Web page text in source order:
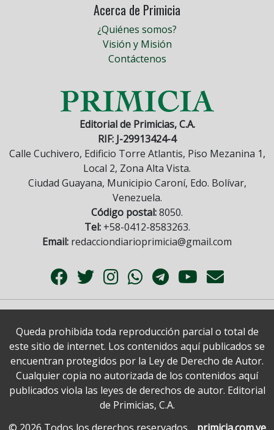
Acerca de Primicia
¿Quiénes somos?
Visión y Misión
Contáctenos
Editorial de Primicias, C.A.
RIF: J-29913424-4
Calle Cuchivero, Edificio Torre Atlantis, Piso Mezanina 1,
Local 2, Zona Alta Vista.
Ciudad Guayana, Municipio Caroní, Edo. Bolívar,
Venezuela.
Código postal:8050.
Tel:+58-0412-8583263.
Email: redacciondiarioprimicia@gmail.com
Queda prohibida toda reproducción parcial o total de
este sitio de internet. Los contenidos aquí publicados se
encuentran protegidos por la Ley de Derecho de Autor.
Cualquier copia no autorizada de los contenidos aquí
publicados viola las leyes de derechos de autor. Editorial
de Primicias, C.A.